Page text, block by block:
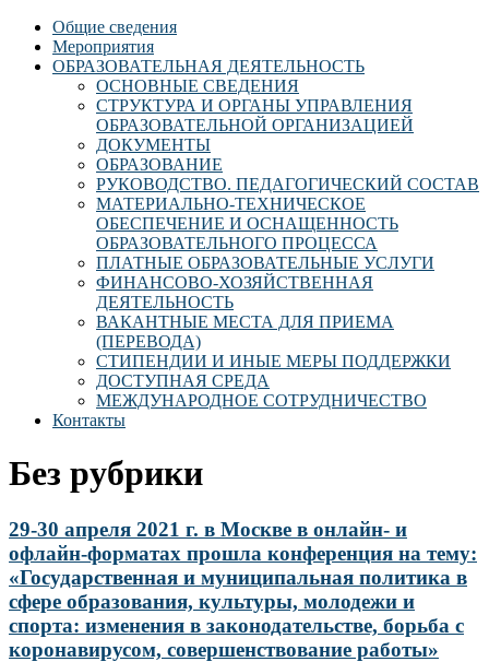
Общие сведения
Мероприятия
ОБРАЗОВАТЕЛЬНАЯ ДЕЯТЕЛЬНОСТЬ
ОСНОВНЫЕ СВЕДЕНИЯ
СТРУКТУРА И ОРГАНЫ УПРАВЛЕНИЯ
ОБРАЗОВАТЕЛЬНОЙ ОРГАНИЗАЦИЕЙ
ДОКУМЕНТЫ
ОБРАЗОВАНИЕ
РУКОВОДСТВО. ПЕДАГОГИЧЕСКИЙ СОСТАВ
МАТЕРИАЛЬНО-ТЕХНИЧЕСКОЕ
ОБЕСПЕЧЕНИЕ И ОСНАЩЕННОСТЬ
ОБРАЗОВАТЕЛЬНОГО ПРОЦЕССА
ПЛАТНЫЕ ОБРАЗОВАТЕЛЬНЫЕ УСЛУГИ
ФИНАНСОВО-ХОЗЯЙСТВЕННАЯ
ДЕЯТЕЛЬНОСТЬ
ВАКАНТНЫЕ МЕСТА ДЛЯ ПРИЕМА
(ПЕРЕВОДА)
СТИПЕНДИИ И ИНЫЕ МЕРЫ ПОДДЕРЖКИ
ДОСТУПНАЯ СРЕДА
МЕЖДУНАРОДНОЕ СОТРУДНИЧЕСТВО
Контакты
Без рубрики
29-30 апреля 2021 г. в Москве в онлайн- и
офлайн-форматах прошла конференция на тему:
«Государственная и муниципальная политика в
сфере образования, культуры, молодежи и
спорта: изменения в законодательстве, борьба с
коронавирусом, совершенствование работы»